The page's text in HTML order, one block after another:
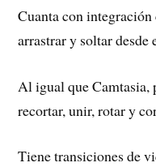
Cuanta con
arrastrar y soltar desde
Al igual que Camtasia,
recortar, unir, rotar y
Tiene transiciones de